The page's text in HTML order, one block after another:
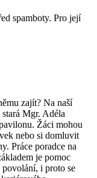
spamboty. Pro její
zajít? Na naší
Mgr. Adéla
Žáci mohou
nebo si domluvit
Práce poradce na
je pomoc
i proto se